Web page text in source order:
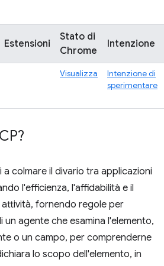
Estensioni
Stato di
Chrome
Intenzione
Visualizza
Intenzione di
sperimentare
colmare il divario tra applicazioni
l'efficienza, l'affidabilità e il
fornendo regole per
un agente che esamina l'elemento,
o un campo, per comprenderne
lo scopo dell'elemento, in